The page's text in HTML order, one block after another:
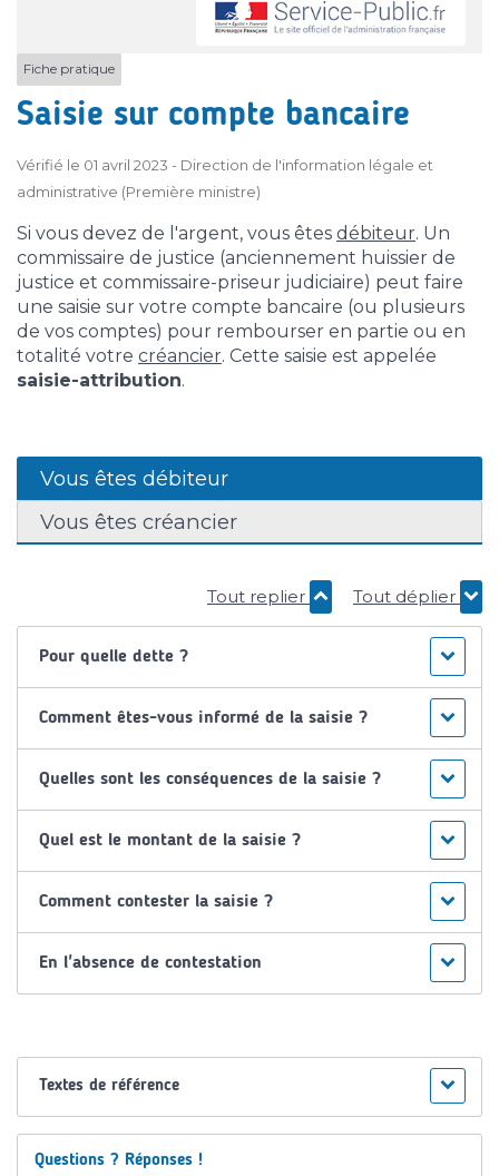
Fiche pratique
Saisie sur compte bancaire
Vérifié le 01 avril 2023 - Direction de l'information légale et
administrative (Première ministre)
Si vous devez de l'argent, vous êtes débiteur. Un
commissaire de justice (anciennement huissier de
justice et commissaire-priseur judiciaire) peut faire
une saisie sur votre compte bancaire (ou plusieurs
de vos comptes) pour rembourser en partie ou en
totalité votre créancier. Cette saisie est appelée
saisie-attribution.
Vous êtes débiteur
Vous êtes créancier
Tout replier Tout déplier
Pour quelle dette ?
Comment êtes-vous informé de la saisie ?
Quelles sont les conséquences de la saisie ?
Quel est le montant de la saisie ?
Comment contester la saisie ?
En l'absence de contestation
Textes de référence
Questions ? Réponses !